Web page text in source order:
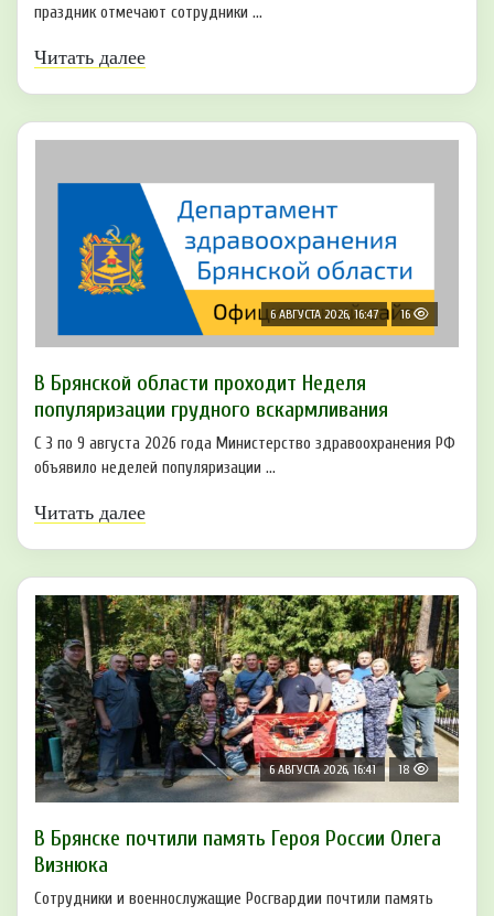
праздник отмечают сотрудники ...
Читать далее
6 АВГУСТА 2026, 16:47 16
В Брянской области проходит Неделя
популяризации грудного вскармливания
С 3 по 9 августа 2026 года Министерство здравоохранения РФ
объявило неделей популяризации ...
Читать далее
6 АВГУСТА 2026, 16:41 18
В Брянске почтили память Героя России Олега
Визнюка
Сотрудники и военнослужащие Росгвардии почтили память